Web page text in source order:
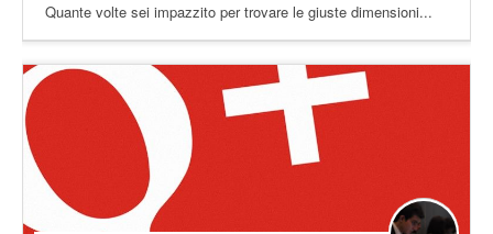
Quante volte sei impazzito per trovare le giuste dimensioni...